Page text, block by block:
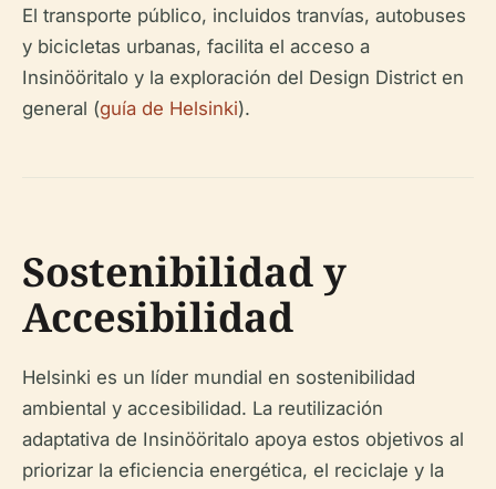
El transporte público, incluidos tranvías, autobuses
y bicicletas urbanas, facilita el acceso a
Insinööritalo y la exploración del Design District en
general (guía de Helsinki).
Sostenibilidad y
Accesibilidad
Helsinki es un líder mundial en sostenibilidad
ambiental y accesibilidad. La reutilización
adaptativa de Insinööritalo apoya estos objetivos al
priorizar la eficiencia energética, el reciclaje y la